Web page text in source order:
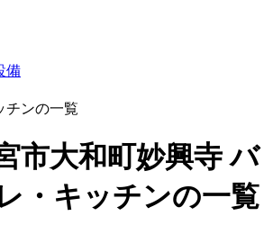
備
チンの一覧
市大和町妙興寺 バ
・キッチンの一覧